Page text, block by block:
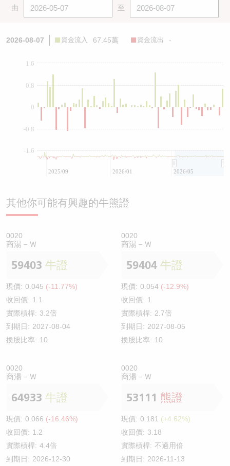
由 至
2026-08-07 資金流入 67.45萬 資金流出 -
0
-1.6
-0.8
0.8
1.6
2025/09 2026/01 2026/05
其他你可能有興趣的牛熊證
0020
商湯－Ｗ
59403 牛證
現價: 0.045 (-11.77%)
收回價: 1.1
實際槓桿: 3.2倍
到期日: 2027-08-04
換股比率: 10
0020
商湯－Ｗ
59404 牛證
現價: 0.054 (-12.9%)
收回價: 1
實際槓桿: 2.7倍
到期日: 2027-08-05
換股比率: 10
0020
商湯－Ｗ
64933 牛證
現價: 0.066 (-16.46%)
收回價: 1.2
實際槓桿: 4.4倍
到期日: 2026-12-30
0020
商湯－Ｗ
53111 熊證
現價: 0.181 (+4.62%)
收回價: 3.18
實際槓桿: 不適用倍
到期日: 2026-11-13